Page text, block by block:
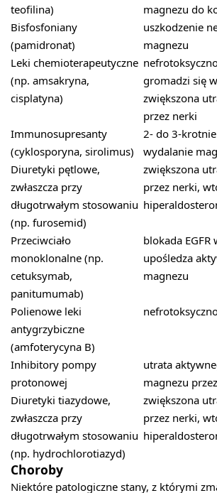
teofilina)
magnezu do
Bisfosfoniany
(pamidronat)
uszkodzenie
magnezu
Leki chemioterapeutyczne
(np. amsakryna,
cisplatyna)
gromadzi się
zwiększona
przez nerki
Immunosupresanty
(cyklosporyna, sirolimus)
2- do 3-
wydalanie
Diuretyki pętlowe,
zwłaszcza przy
długotrwałym stosowaniu
(np. furosemid)
zwiększona
przez nerki,
Przeciwciało
monoklonalne (np.
cetuksymab,
panitumumab)
blokada EGFR
upośledza
magnezu
Polienowe leki
antygrzybiczne
(amfoterycyna B)
Inhibitory pompy
protonowej
utrata
magnezu
Diuretyki tiazydowe,
zwłaszcza przy
długotrwałym stosowaniu
(np. hydrochlorotiazyd)
zwiększona
przez nerki,
Choroby
Niektóre patologiczne stany, z którymi